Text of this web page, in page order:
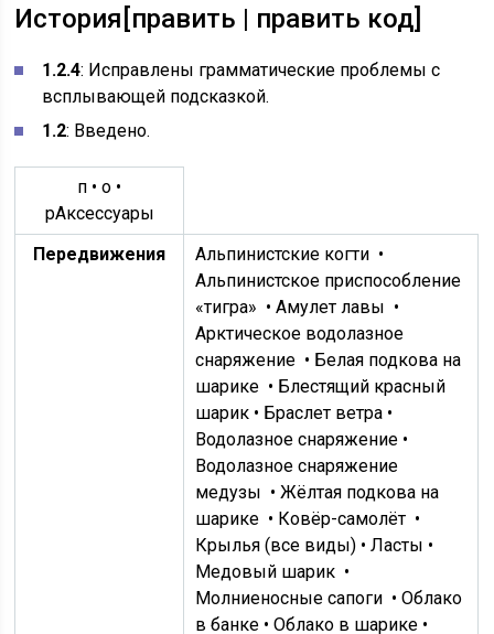
История [править | править код]
1.2.4: Исправлены грамматические проблемы с
всплывающей подсказкой.
1.2: Введено.
п •о •
рАксессуары
Передвижения
Альпинистские когти •
Альпинистское приспособление
«тигра» •Амулет лавы •
Арктическое водолазное
снаряжение • Белая подкова на
шарике • Блестящий красный
шарик • Браслет ветра •
Водолазное снаряжение •
Водолазное снаряжение
медузы •Жёлтая подкова на
шарике • Ковёр-самолёт •
Крылья (все виды) • Ласты •
Медовый шарик •
Молниеносные сапоги • Облако
в банке • Облако в шарике •